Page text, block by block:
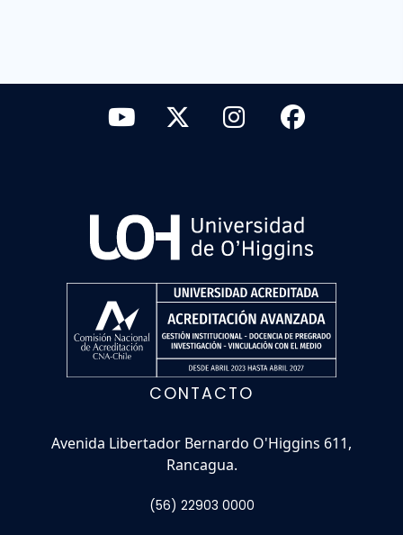
CONTACTO
Avenida Libertador Bernardo O'Higgins 611,
Rancagua.
(56) 22903 0000